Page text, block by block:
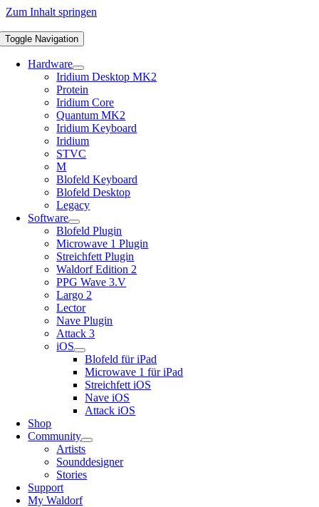
Zum Inhalt springen
Toggle Navigation
Hardware
Iridium Desktop MK2
Protein
Iridium Core
Quantum MK2
Iridium Keyboard
Iridium
STVC
M
Blofeld Keyboard
Blofeld Desktop
Legacy
Software
Blofeld Plugin
Microwave 1 Plugin
Streichfett Plugin
Waldorf Edition 2
PPG Wave 3.V
Largo 2
Lector
Nave Plugin
Attack 3
iOS
Blofeld für iPad
Microwave 1 für iPad
Streichfett iOS
Nave iOS
Attack iOS
Shop
Community
Artists
Sounddesigner
Stories
Support
My Waldorf